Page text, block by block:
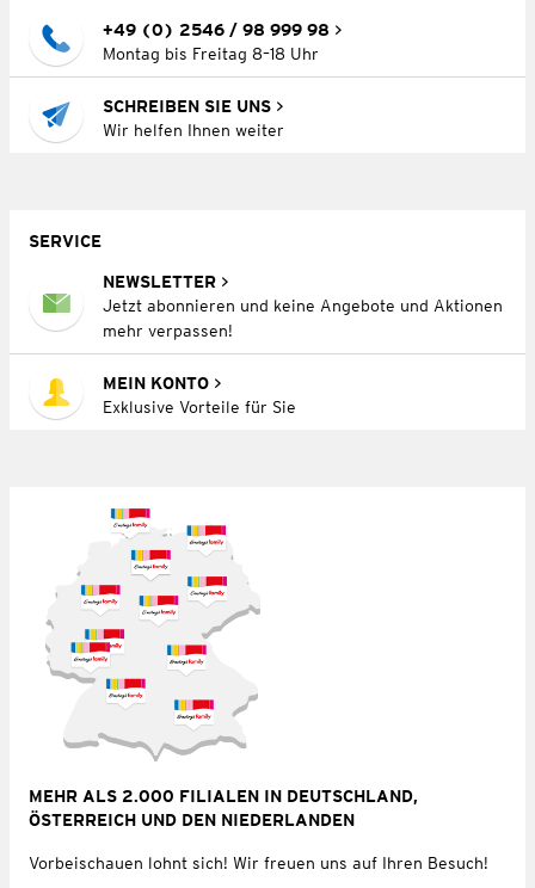
+49 (0) 2546 / 98 999 98
Montag bis Freitag 8–18 Uhr
SCHREIBEN SIE UNS
Wir helfen Ihnen weiter
SERVICE
NEWSLETTER
Jetzt abonnieren und keine Angebote und Aktionen
mehr verpassen!
MEIN KONTO
Exklusive Vorteile für Sie
MEHR ALS 2.000 FILIALEN IN DEUTSCHLAND,
ÖSTERREICH UND DEN NIEDERLANDEN
Vorbeischauen lohnt sich! Wir freuen uns auf Ihren Besuch!